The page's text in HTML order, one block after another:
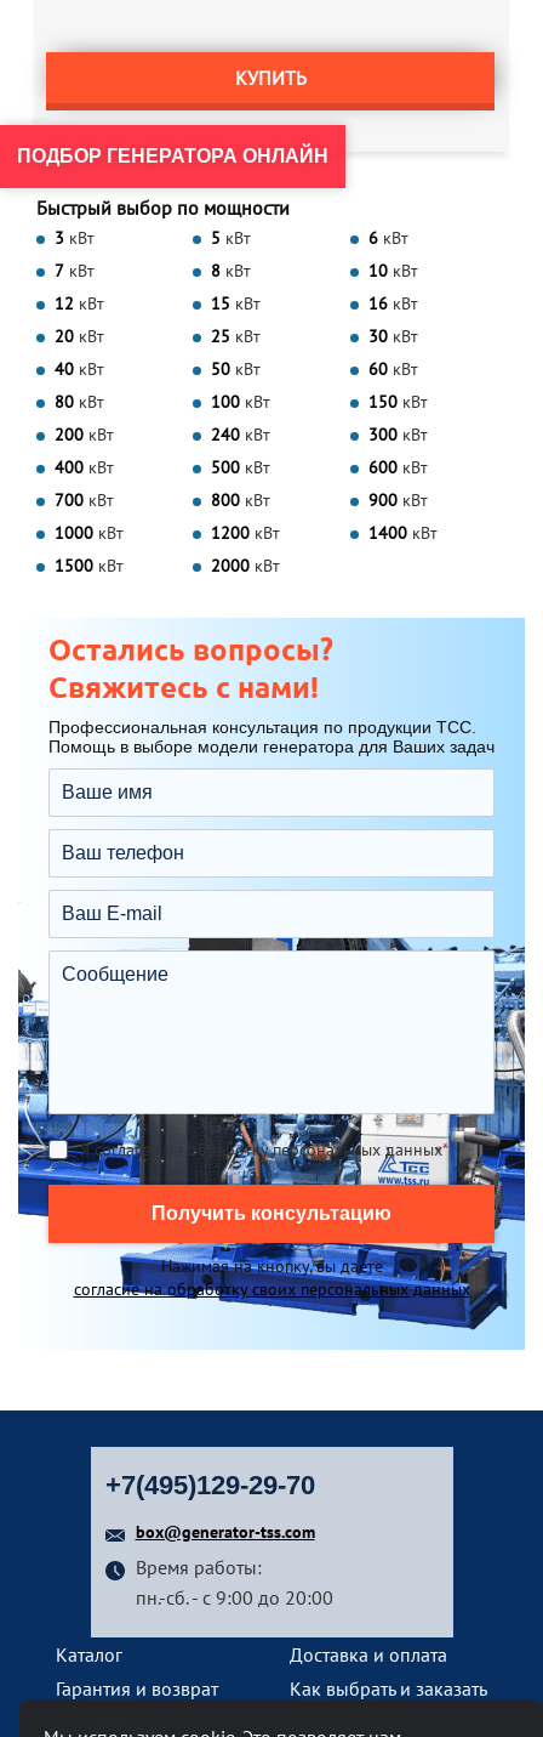
КУПИТЬ
Быстрый выбор по мощности
3 кВт 5 кВт 6 кВт
7 кВт 8 кВт 10 кВт
12 кВт 15 кВт 16 кВт
20 кВт 25 кВт 30 кВт
40 кВт 50 кВт 60 кВт
80 кВт 100 кВт 150 кВт
200 кВт 240 кВт 300 кВт
400 кВт 500 кВт 600 кВт
700 кВт 800 кВт 900 кВт
1000 кВт 1200 кВт 1400 кВт
1500 кВт 2000 кВт
Остались вопросы?
Свяжитесь с нами!
Профессиональная консультация по продукции ТСС.
Помощь в выборе модели генератора для Ваших задач
Я согласен на обработку персональных данных*
Получить консультацию
Нажимая на кнопку, вы даете
согласие на обработку своих персональных данных
+7(495)129-29-70
box@generator-tss.com
Время работы:
пн.-сб. - с 9:00 до 20:00
Каталог
Доставка и оплата
Гарантия и возврат
Как выбрать и заказать
ПОДБОР ГЕНЕРАТОРА ОНЛАЙН